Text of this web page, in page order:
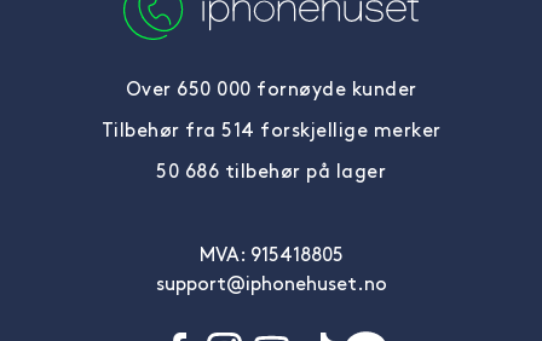
Over 650 000 fornøyde kunder
Tilbehør fra 514 forskjellige merker
50 686 tilbehør på lager
MVA: 915418805
support@iphonehuset.no